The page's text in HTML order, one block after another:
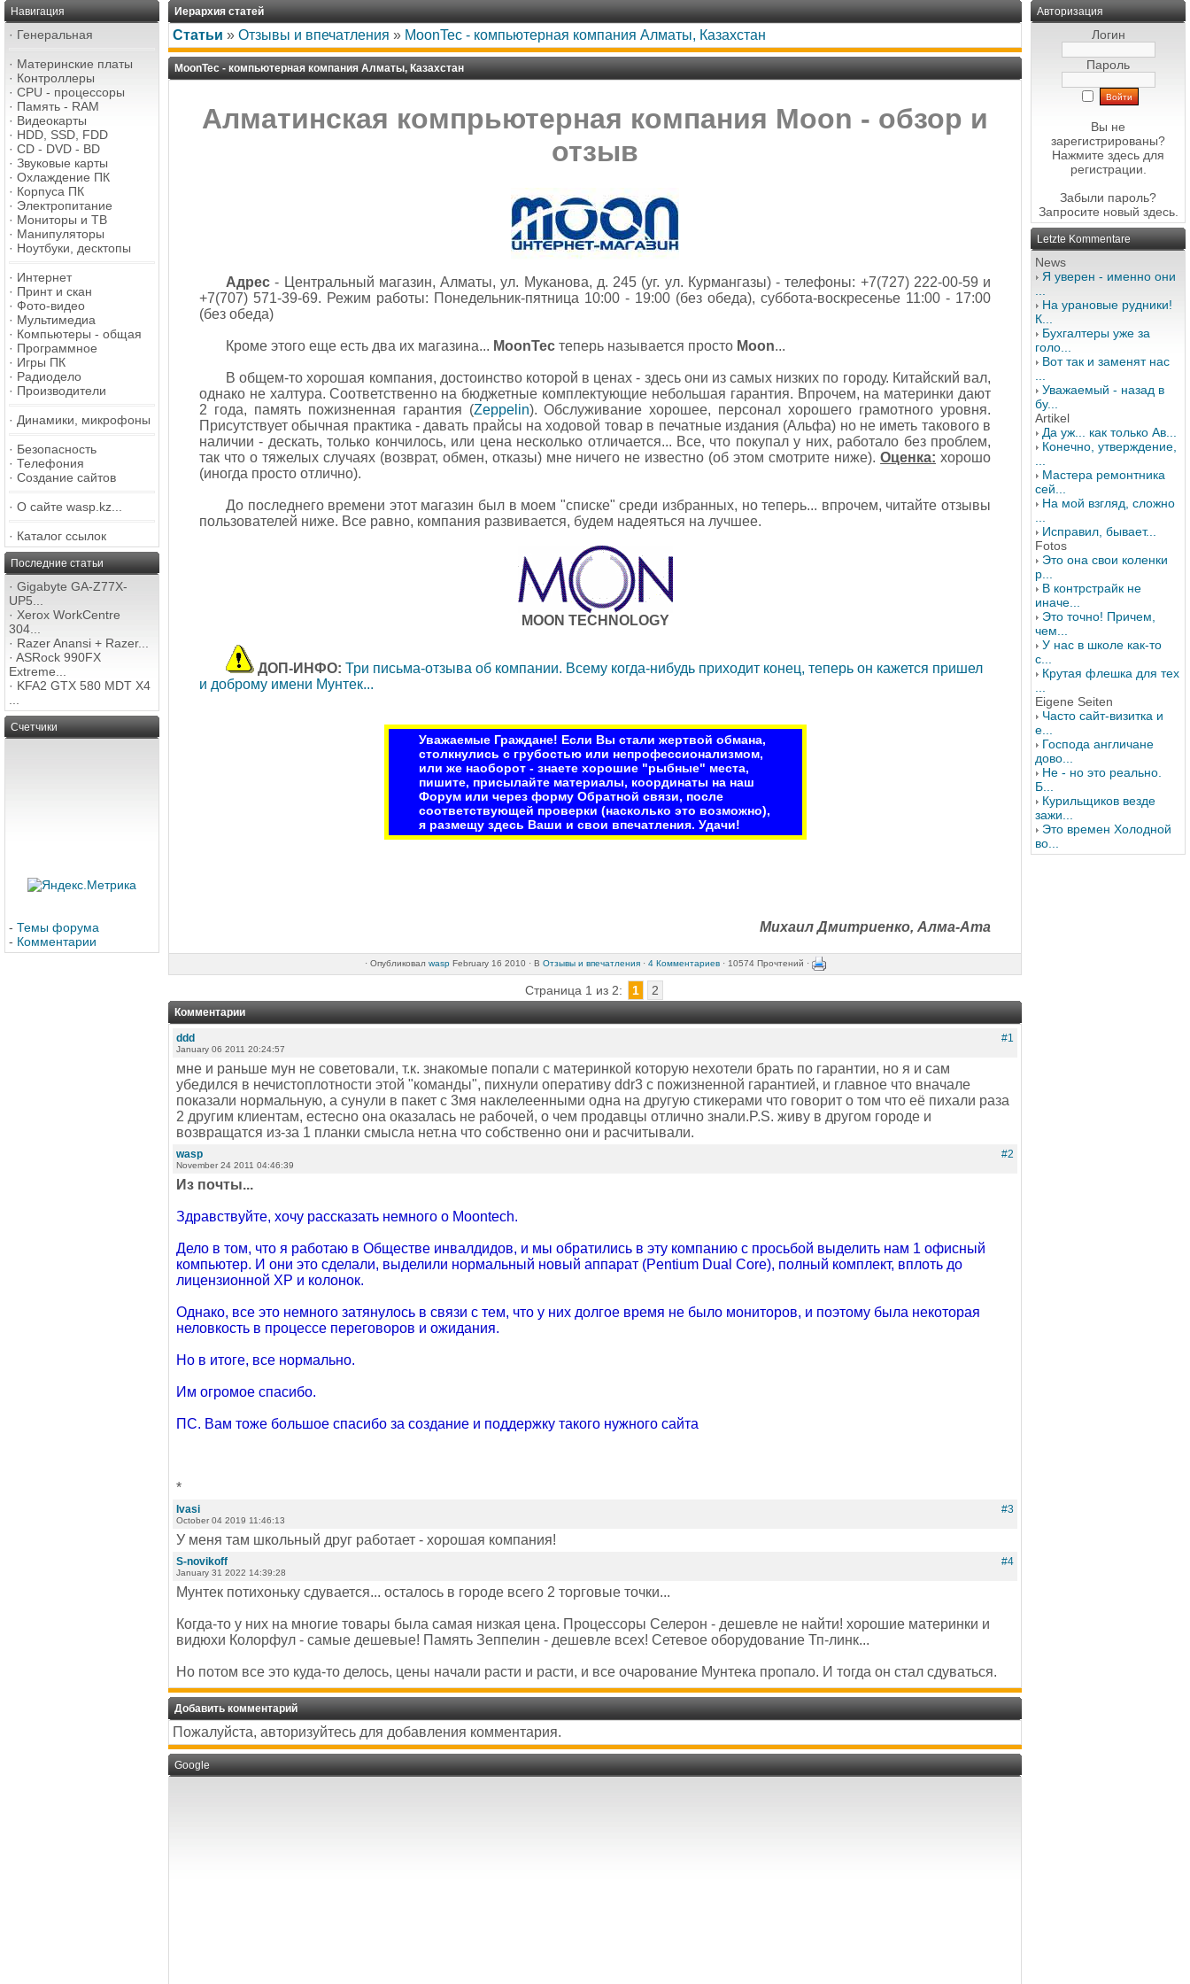
Навигация
· Генеральная
· Материнские платы
· Контроллеры
· CPU - процессоры
· Память - RAM
· Видеокарты
· HDD, SSD, FDD
· CD - DVD - BD
· Звуковые карты
· Охлаждение ПК
· Корпуса ПК
· Электропитание
· Мониторы и ТВ
· Манипуляторы
· Ноутбуки, десктопы
· Интернет
· Принт и скан
· Фото-видео
· Мультимедиа
· Компьютеры - общая
· Программное
· Игры ПК
· Радиодело
· Производители
· Динамики, микрофоны
· Безопасность
· Телефония
· Создание сайтов
· О сайте wasp.kz...
· Каталог ссылок
Последние статьи
· Gigabyte GA-Z77X-
UP5...
· Xerox WorkCentre
304...
· Razer Anansi + Razer...
· ASRock 990FX
Extreme...
· KFA2 GTX 580 MDT X4
Счетчики
- Темы форума
- Комментарии
Иерархия статей
Статьи » Отзывы и впечатления » MoonTec - компьютерная компания Алматы, Казахстан
MoonTec - компьютерная компания Алматы, Казахстан
Алматинская компрьютерная компания Moon - обзор и
отзыв
Адрес - Центральный магазин, Алматы, ул. Муканова, д. 245 (уг. ул. Курмангазы) - телефоны: +7(727) 222-00-59 и
+7(707) 571-39-69. Режим работы: Понедельник-пятница 10:00 - 19:00 (без обеда), суббота-воскресенье 11:00 - 17:00
(без обеда)
Кроме этого еще есть два их магазина... MoonTec теперь называется просто Moon...
В общем-то хорошая компания, достоинство которой в ценах - здесь они из самых низких по городу. Китайский вал,
однако не халтура. Соответственно на бюджетные комплектующие небольшая гарантия. Впрочем, на материнки дают
2 года, память пожизненная гарантия (Zeppelin). Обслуживание хорошее, персонал хорошего грамотного уровня.
Присутствует обычная практика - давать прайсы на ходовой товар в печатные издания (Альфа) но не иметь такового в
наличии - дескать, только кончилось, или цена несколько отличается... Все, что покупал у них, работало без проблем,
так что о тяжелых случаях (возврат, обмен, отказы) мне ничего не известно (об этом смотрите ниже).Оценка: хорошо
(иногда просто отлично).
До последнего времени этот магазин был в моем "списке" среди избранных, но теперь... впрочем, читайте отзывы
пользователей ниже. Все равно, компания развивается, будем надеяться на лучшее.
MOON TECHNOLOGY
ДОП-ИНФО: Три письма-отзыва об компании. Всему когда-нибудь приходит конец, теперь он кажется пришел
и доброму имени Мунтек...
Уважаемые Граждане! Если Вы стали жертвой обмана,
столкнулись с грубостью или непрофессионализмом,
или же наоборот - знаете хорошие "рыбные" места,
пишите, присылайте материалы, координаты на наш
Форум или через форму Обратной связи, после
соответствующей проверки (насколько это возможно),
я размещу здесь Ваши и свои впечатления. Удачи!
Михаил Дмитриенко, Алма-Ата
· Опубликовал waspFebruary 16 2010 · В Отзывы и впечатления· 4 Комментариев· 10574 Прочтений ·
Страница 1 из 2: 1 2
Комментарии
#1
ddd
January 06 2011 20:24:57
мне и раньше мун не советовали, т.к. знакомые попали с материнкой которую нехотели брать по гарантии, но я и сам
убедился в нечистоплотности этой "команды", пихнули оперативу ddr3 с пожизненной гарантией, и главное что вначале
показали нормальную, а сунули в пакет с 3мя наклелеенными одна на другую стикерами что говорит о том что её пихали раза
2 другим клиентам, естесно она оказалась не рабочей, о чем продавцы отлично знали.P.S. живу в другом городе и
возвращатся из-за 1 планки смысла нет.на что собственно они и расчитывали.
#2
wasp
November 24 2011 04:46:39
Из почты...
Здравствуйте, хочу рассказать немного о Moontech.
Дело в том, что я работаю в Обществе инвалдидов, и мы обратились в эту компанию с просьбой выделить нам 1 офисный
компьютер. И они это сделали, выделили нормальный новый аппарат (Pentium Dual Core), полный комплект, вплоть до
лицензионной ХР и колонок.
Однако, все это немного затянулось в связи с тем, что у них долгое время не было мониторов, и поэтому была некоторая
неловкость в процессе переговоров и ожидания.
Но в итоге, все нормально.
Им огромое спасибо.
ПС. Вам тоже большое спасибо за создание и поддержку такого нужного сайта
*
#3
Ivasi
October 04 2019 11:46:13
У меня там школьный друг работает - хорошая компания!
#4
S-novikoff
January 31 2022 14:39:28
Мунтек потихоньку сдувается... осталось в городе всего 2 торговые точки...
Когда-то у них на многие товары была самая низкая цена. Процессоры Селерон - дешевле не найти! хорошие материнки и
видюхи Колорфул - самые дешевые! Память Зеппелин - дешевле всех! Сетевое оборудование Тп-линк...
Но потом все это куда-то делось, цены начали расти и расти, и все очарование Мунтека пропало. И тогда он стал сдуваться.
Добавить комментарий
Пожалуйста, авторизуйтесь для добавления комментария.
Google
Авторизация
Логин
Пароль
Вы не
зарегистрированы?
Нажмите здесь для
регистрации.
Забыли пароль?
Запросите новый здесь.
Letzte Kommentare
News
Я уверен - именно они
На урановые рудники!
К...
Бухгалтеры уже за
голо...
Вот так и заменят нас
Уважаемый - назад в
бу...
Artikel
Да уж... как только Ав...
Конечно, утверждение,
Мастера ремонтника
сей...
На мой взгляд, сложно
Исправил, бывает...
Fotos
Это она свои коленки
р...
В контрстрайк не
иначе...
Это точно! Причем,
чем...
У нас в школе как-то
с...
Крутая флешка для тех
Eigene Seiten
Часто сайт-визитка и
е...
Господа англичане
дово...
Не - но это реально.
Б...
Курильщиков везде
зажи...
Это времен Холодной
во...